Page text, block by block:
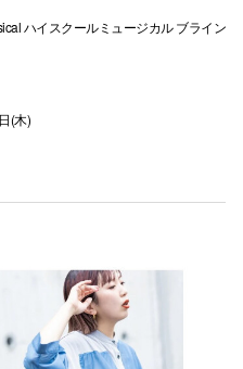
ハイスクールミュージカル ブライン
(木)